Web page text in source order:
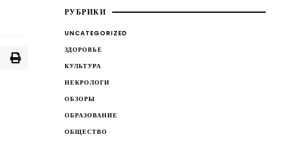
РУБРИКИ
UNCATEGORIZED
ЗДОРОВЬЕ
КУЛЬТУРА
НЕКРОЛОГИ
ОБЗОРЫ
ОБРАЗОВАНИЕ
ОБЩЕСТВО